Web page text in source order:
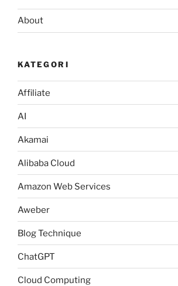
About
KATEGORI
Affiliate
AI
Akamai
Alibaba Cloud
Amazon Web Services
Aweber
Blog Technique
ChatGPT
Cloud Computing